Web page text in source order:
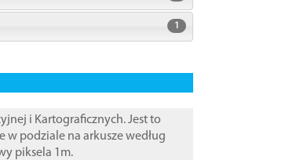
1
i Kartograficznych. Jest to
w podziale na arkusze według
piksela 1m.